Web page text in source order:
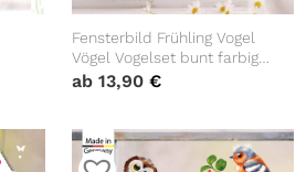
Fensterbild Frühling Vogel
Vögel Vogelset bunt farbig
wiederverwendbare
Osterdeko, Frühlingsdeko
ab 13,90 €